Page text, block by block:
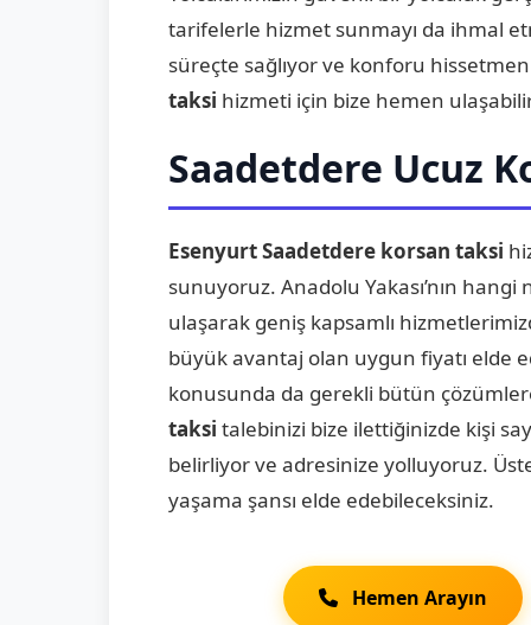
tarifelerle hizmet sunmayı da ihmal
süreçte sağlıyor ve konforu
taksi hizmeti için bize hemen
Saadetdere Ucuz
Esenyurt Saadetdere korsan taksi
sunuyoruz. Anadolu Yakası’nın
ulaşarak geniş kapsamlı
büyük avantaj olan uygun fiyatı elde
konusunda da gerekli bütün
taksi talebinizi bize ilettiğinizde kişi
belirliyor ve adresinize yolluyoruz.
yaşama şansı elde edebileceksiniz.
Hemen Arayın